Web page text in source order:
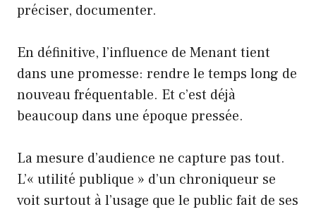
préciser, documenter.
En définitive, l’influence de Menant tient
dans une promesse: rendre le temps long de
nouveau fréquentable. Et c’est déjà
beaucoup dans une époque pressée.
La mesure d’audience ne capture pas tout.
L’« utilité publique » d’un chroniqueur se
voit surtout à l’usage que le public fait de ses